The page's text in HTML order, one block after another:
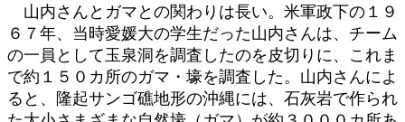
山内さんとガマとの関わりは長い。米軍政下の１９
６７年、当時愛媛大の学生だった山内さんは、チーム
の一員として玉泉洞を調査したのを皮切りに、これま
で約１５０カ所のガマ・壕を調査した。山内さんによ
ると、隆起サンゴ礁地形の沖縄には、石灰岩で作られ